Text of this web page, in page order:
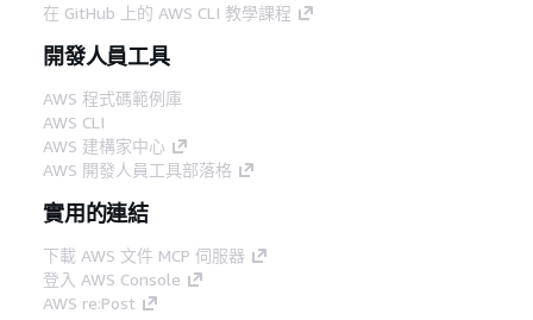
在 GitHub 上的 AWS CLI 教學課程
開發人員工具
AWS 程式碼範例庫
AWS CLI
AWS 建構家中心
AWS 開發人員工具部落格
實用的連結
下載 AWS 文件 MCP 伺服器
登入 AWS Console
AWS re:Post